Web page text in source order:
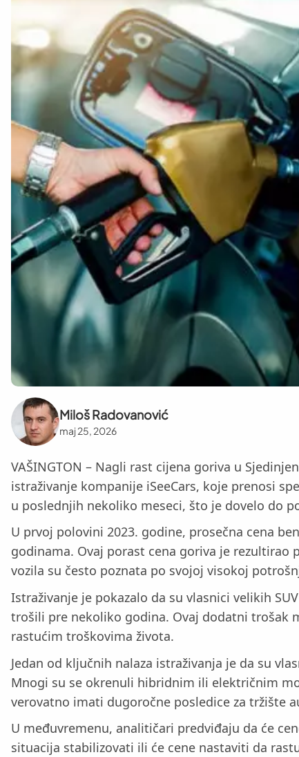
Miloš Radovanović
maj 25, 2026
VAŠINGTON – Nagli rast cijena goriva u
istraživanje kompanije iSeeCars, koje prenosi
u poslednjih nekoliko meseci, što je dovelo do
U prvoj polovini 2023. godine, prosečna cena
godinama. Ovaj porast cena goriva je rezultirao
vozila su često poznata po svojoj visokoj
Istraživanje je pokazalo da su vlasnici velikih
trošili pre nekoliko godina. Ovaj dodatni trošak
rastućim troškovima života.
Jedan od ključnih nalaza istraživanja je da su
Mnogi su se okrenuli hibridnim ili električnim
verovatno imati dugoročne posledice za tržište
U međuvremenu, analitičari predviđaju da će
situacija stabilizovati ili će cene nastaviti da